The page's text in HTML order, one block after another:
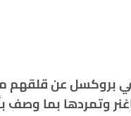
في بروكسل عن قلقهم
وتمردها بما